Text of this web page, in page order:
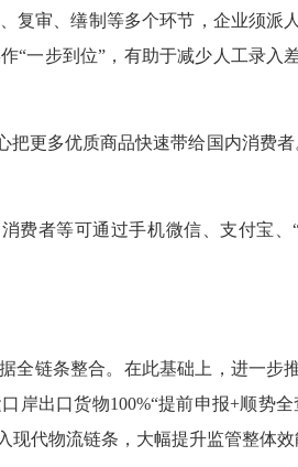
复审、缮制等多个环节，企业须派
“一步到位”，有助于减少人工录入
更多优质商品快速带给国内消费者
者等可通过手机微信、支付宝、
链条整合。在此基础上，进一步
岸出口货物100%“提前申报+顺势全
代物流链条，大幅提升监管整体效